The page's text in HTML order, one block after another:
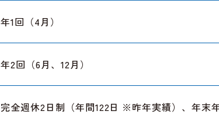
年1回（4月）
年2回（6月、12月）
完全週休2日制（年間122日 ※昨年実績）、年末